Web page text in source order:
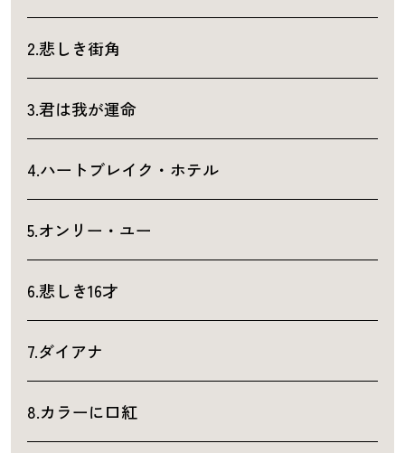
2.悲しき街角
3.君は我が運命
4.ハートブレイク・ホテル
5.オンリー・ユー
6.悲しき16才
7.ダイアナ
8.カラーに口紅